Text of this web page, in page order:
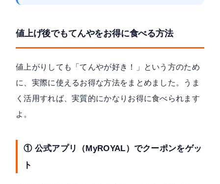
値上げ後でもてんやをお得に食べる方法
値上がりしても「てんやが好き！」という方のため
に、実際に使えるお得な方法をまとめました。うま
く活用すれば、実質的にかなりお得に食べられます
よ。
① 公式アプリ（MyROYAL）でクーポンをゲッ
ト